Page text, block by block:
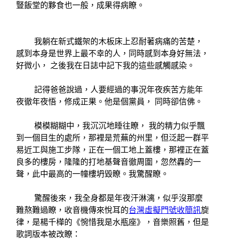
豎飯堂的夥食也一般，成果得病瞭。
我躺在新式鐵架的木板床上忍耐著病痛的苦楚，
感到本身是世界上最不幸的人，同時感到本身好無法，
好微小， 之後我在日誌中記下我的這些感觸感染。
記得爸爸說過，人要經過的事況年夜疾苦方能年
夜徹年夜悟，修成正果。他是個黨員， 同時卻信佛。
模模糊糊中，我沉沉地睡往瞭， 我的精力似乎飄
到一個目生的處所，那裡是荒蕪的州里，但泛起一群平
易近工與施工步隊，正在一個工地上蓋樓，那裡正在蓋
良多的樓房，隆隆的打地基聲音徹周圍，忽然轟的一
聲，此中最高的一幢樓坍毀瞭。我驚醒瞭。
驚醒後來，我全身都是年夜汗淋漓，似乎沒那麼
難熬難過瞭，收音機傳來悅耳的台灣虛擬門號收簡訊旋
律，是楊千樺的《惋惜我是水瓶座》，音樂照舊，但是
歌詞版本被改瞭：